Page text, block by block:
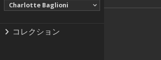
Charlotte Baglioni
コレクション